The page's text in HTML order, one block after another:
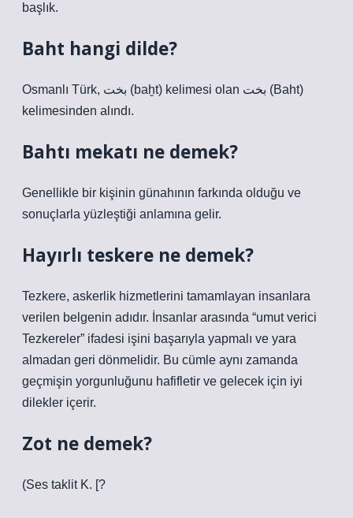
başlık.
Baht hangi dilde?
Osmanlı Türk, بخت (baḫt) kelimesi olan بخت (Baht)
kelimesinden alındı.
Bahtı mekatı ne demek?
Genellikle bir kişinin günahının farkında olduğu ve
sonuçlarla yüzleştiği anlamına gelir.
Hayırlı teskere ne demek?
Tezkere, askerlik hizmetlerini tamamlayan insanlara
verilen belgenin adıdır. İnsanlar arasında “umut verici
Tezkereler” ifadesi işini başarıyla yapmalı ve yara
almadan geri dönmelidir. Bu cümle aynı zamanda
geçmişin yorgunluğunu hafifletir ve gelecek için iyi
dilekler içerir.
Zot ne demek?
(Ses taklit K. [?